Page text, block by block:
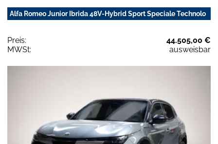
Alfa Romeo Junior Ibrida 48V-Hybrid Sport Speciale Technolo
Preis:
44.505,00 €
MWSt:
ausweisbar